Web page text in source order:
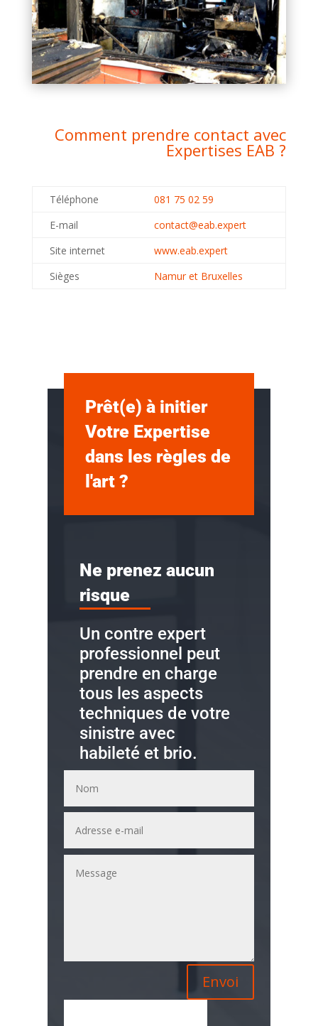
Comment prendre contact avec
Expertises EAB ?
Téléphone
081 75 02 59
E-mail
contact@eab.expert
Site internet
www.eab.expert
Sièges
Namur et Bruxelles
Prêt(e) à initier
Votre Expertise
dans les règles de
l'art ?
Ne prenez aucun
risque
Un contre expert
professionnel peut
prendre en charge
tous les aspects
techniques de votre
sinistre avec
habileté et brio.
Envoi